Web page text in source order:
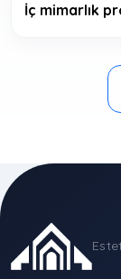
İç mimarlık